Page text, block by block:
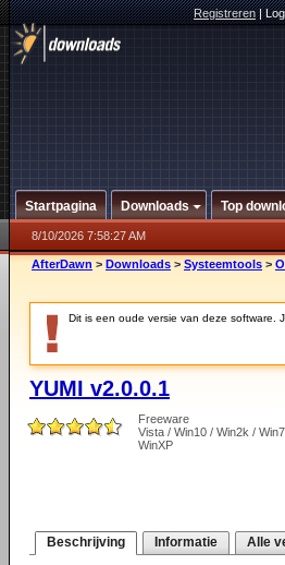
Registreren|
Startpagina Downloads Top
8/10/2026 7:58:27 AM
AfterDawn > Downloads > Systeemtools >
Dit is een oude versie van deze software.
YUMI v2.0.0.1
Freeware
Vista / Win10 / Win2k /
WinXP
Beschrijving Informatie Alle